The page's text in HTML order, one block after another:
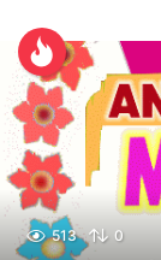
513 0